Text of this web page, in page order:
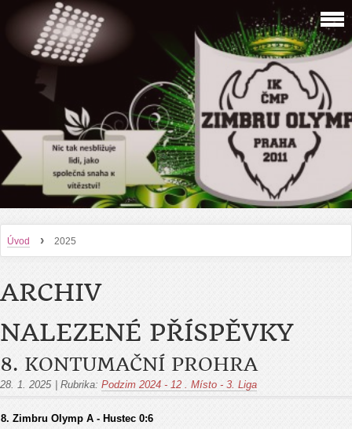
Úvod › 2025
ARCHIV
NALEZENÉ PŘÍSPĚVKY
8. KONTUMAČNÍ PROHRA
28. 1. 2025 Rubrika: Podzim 2024 - 12 . Místo - 3. Liga
8. Zimbru Olymp A - Hustec 0:6